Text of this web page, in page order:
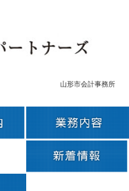
山形市会計事務所